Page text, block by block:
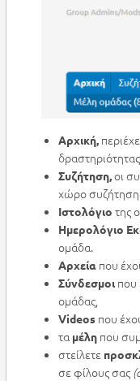
Αρχική,
Συζήτηση,οι
χώρο
Ιστολόγιο της
Ημερολόγιο
ομάδα.
Αρχείαπου
Σύνδεσμοι που
ομάδας,
Videosπου
τα μέληπου
στείλετε
σε φίλους σας